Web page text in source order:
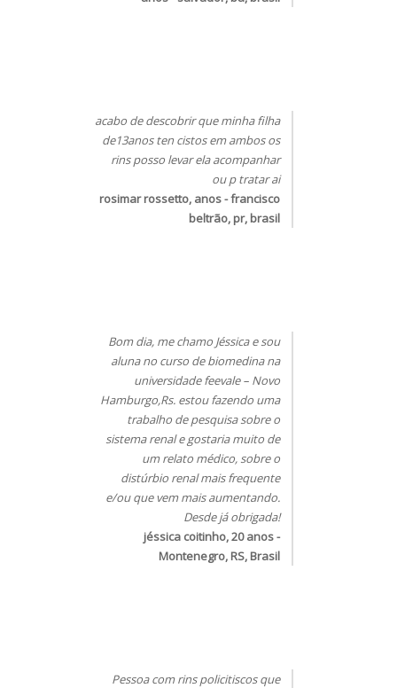
acabo de descobrir que minha filha
de13anos ten cistos em ambos os
rins posso levar ela acompanhar
ou p tratar ai
rosimar rossetto, anos - francisco
beltrão, pr, brasil
Bom dia, me chamo Jéssica e sou
aluna no curso de biomedina na
universidade feevale – Novo
Hamburgo,Rs. estou fazendo uma
trabalho de pesquisa sobre o
sistema renal e gostaria muito de
um relato médico, sobre o
distúrbio renal mais frequente
e/ou que vem mais aumentando.
Desde já obrigada!
jéssica coitinho, 20 anos -
Montenegro, RS, Brasil
Pessoa com rins policitiscos que